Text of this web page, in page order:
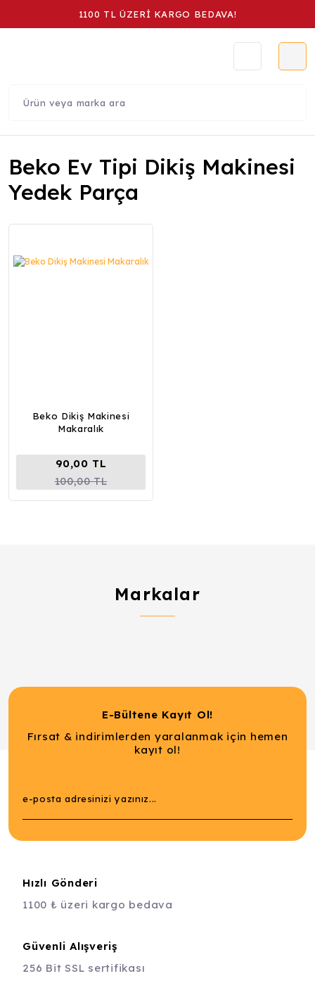
1100 TL ÜZERİ KARGO BEDAVA!
Beko Ev Tipi Dikiş Makinesi
Yedek Parça
Beko Dikiş Makinesi
Makaralık
90,00 TL
100,00 TL
Markalar
E-Bültene Kayıt Ol!
Fırsat & indirimlerden yaralanmak için hemen
kayıt ol!
Hızlı Gönderi
1100 ₺ üzeri kargo bedava
Güvenli Alışveriş
256 Bit SSL sertifikası